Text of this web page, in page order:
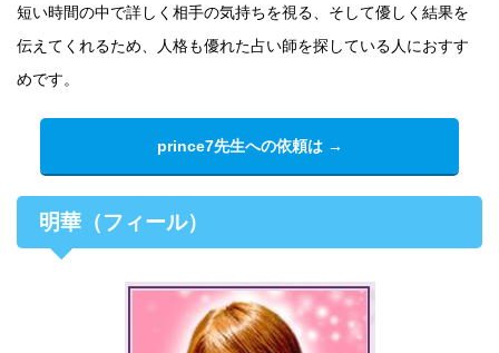
短い時間の中で詳しく相手の気持ちを視る、そして優しく結果を
伝えてくれるため、人格も優れた占い師を探している人におすす
めです。
prince7先生への依頼は →
明華（フィール）